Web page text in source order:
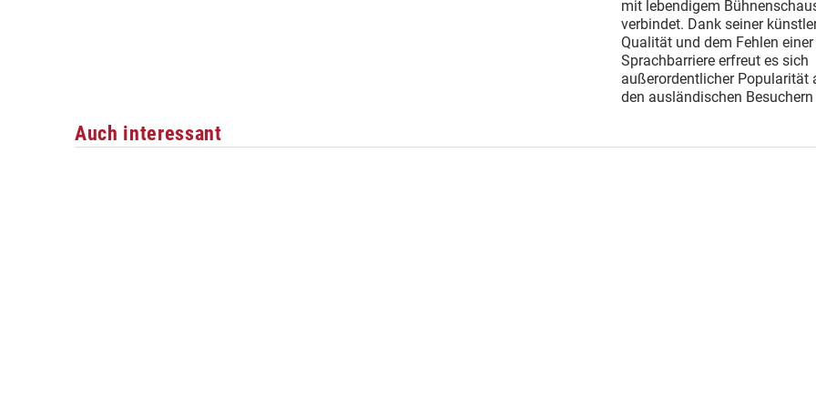
mit lebendigem
verbindet. Dank seiner
Qualität und dem Fehlen einer
Sprachbarriere erfreut es sich
außerordentlicher Popularität
den ausländischen Besuchern
Auch interessant